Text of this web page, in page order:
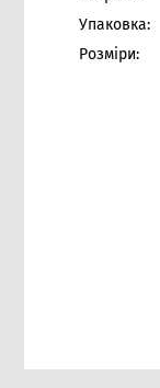
Упаковка:
Розміри: